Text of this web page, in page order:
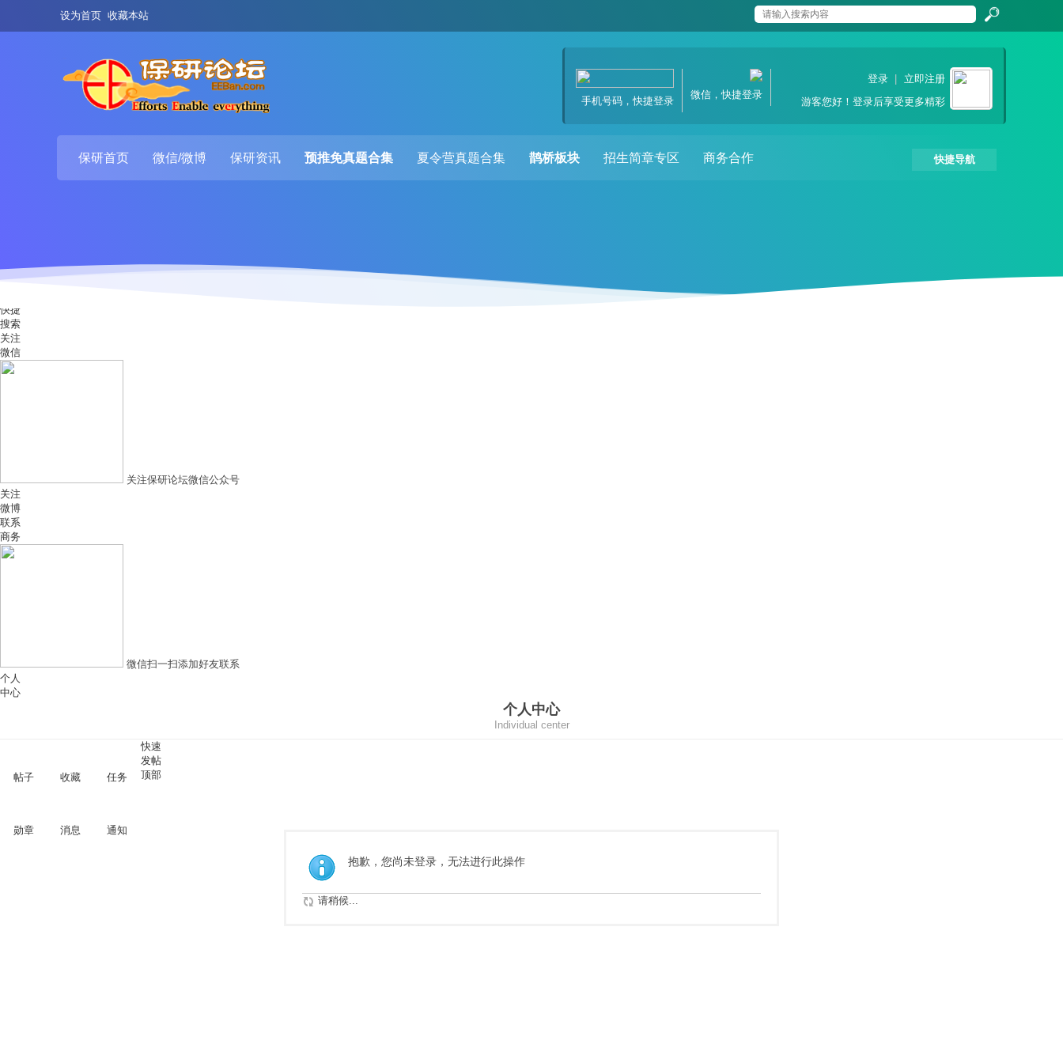
设为首页 收藏本站
索
登录
立即注册
游客您好！登录后享受更多精彩
微信，快捷登录
手机号码，快捷登录
快捷导航
保研首页 微信/微博 保研资讯 预推免真题合集 夏令营真题合集 鹊桥板块 招生简章专区 商务合作
快捷
搜索
关注
微信
关注保研论坛微信公众号
关注
微博
联系
商务
微信扫一扫添加好友联系
个人
中心
个人中心
Individual center
帖子 收藏 任务
勋章 消息 通知
快速
发帖
顶部
抱歉，您尚未登录，无法进行此操作
请稍候...